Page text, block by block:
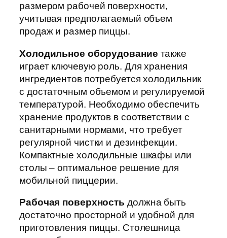
размером рабочей поверхности,
учитывая предполагаемый объем
продаж и размер пиццы.
Холодильное оборудование также
играет ключевую роль. Для хранения
ингредиентов потребуется холодильник
с достаточным объемом и регулируемой
температурой. Необходимо обеспечить
хранение продуктов в соответствии с
санитарными нормами, что требует
регулярной чистки и дезинфекции.
Компактные холодильные шкафы или
столы – оптимальное решение для
мобильной пиццерии.
Рабочая поверхность должна быть
достаточно просторной и удобной для
приготовления пиццы. Столешница